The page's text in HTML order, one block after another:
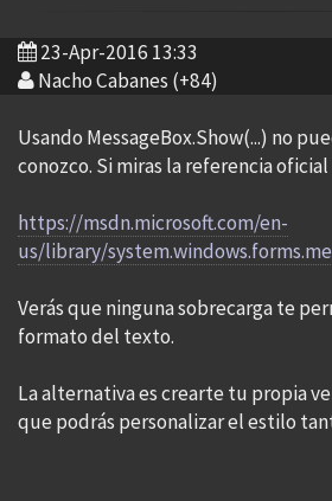
23-Apr-2016 13:33
Nacho Cabanes (+84)
Usando MessageBox.Show(...) no
conozco. Si miras la referencia oficial
https://msdn.microsoft.com/en-
us/library/
Verás que ninguna sobrecarga te
formato del texto.
La alternativa es crearte tu propia
que podrás personalizar el estilo